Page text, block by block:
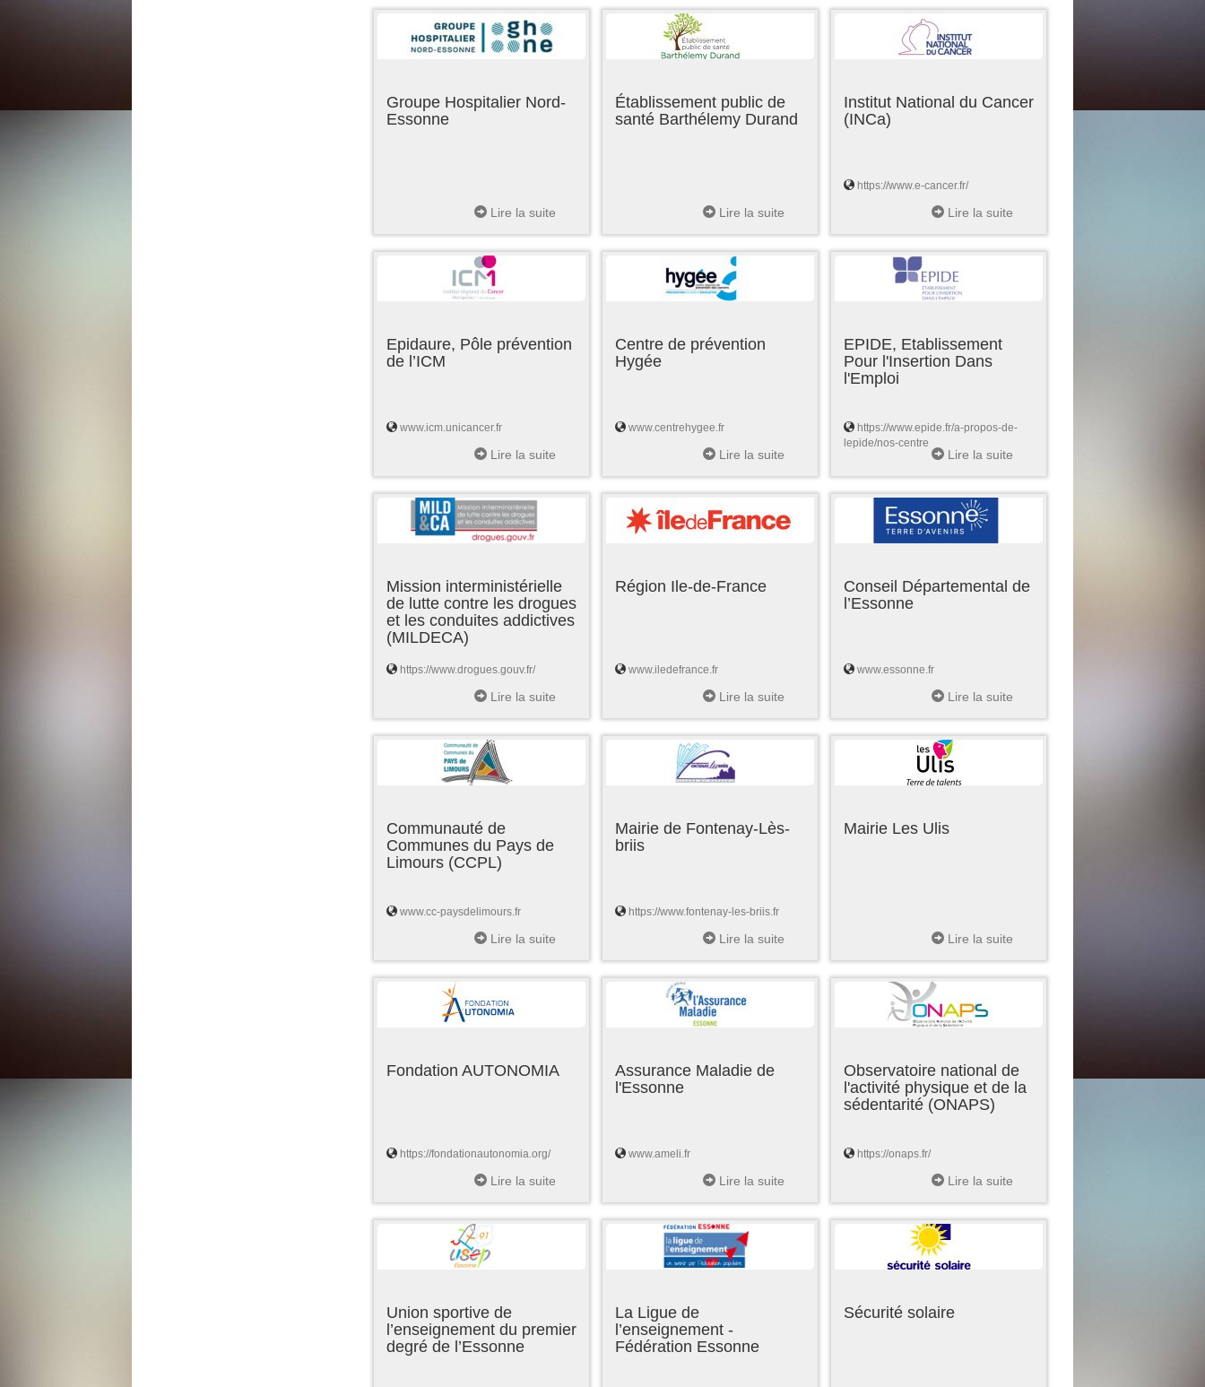
Groupe Hospitalier Nord-
Essonne
Lire la suite
Établissement public de
santé Barthélemy Durand
Lire la suite
Institut National du Cancer
(INCa)
https://www.e-cancer.fr/
Lire la suite
Epidaure, Pôle prévention
de l’ICM
www.icm.unicancer.fr
Lire la suite
Centre de prévention
Hygée
www.centrehygee.fr
Lire la suite
EPIDE, Etablissement
Pour l'Insertion Dans
l'Emploi
https://www.epide.fr/a-propos-de-
lepide/nos-centre
Lire la suite
Mission interministérielle
de lutte contre les drogues
et les conduites addictives
(MILDECA)
https://www.drogues.gouv.fr/
Lire la suite
Région Ile-de-France
www.iledefrance.fr
Lire la suite
Conseil Départemental de
l’Essonne
www.essonne.fr
Lire la suite
Communauté de
Communes du Pays de
Limours (CCPL)
www.cc-paysdelimours.fr
Lire la suite
Mairie de Fontenay-Lès-
briis
https://www.fontenay-les-briis.fr
Lire la suite
Mairie Les Ulis
Lire la suite
Fondation AUTONOMIA
https://fondationautonomia.org/
Lire la suite
Assurance Maladie de
l'Essonne
www.ameli.fr
Lire la suite
Observatoire national de
l'activité physique et de la
sédentarité (ONAPS)
https://onaps.fr/
Lire la suite
Union sportive de
l’enseignement du premier
degré de l’Essonne
La Ligue de
l’enseignement -
Fédération Essonne
Sécurité solaire